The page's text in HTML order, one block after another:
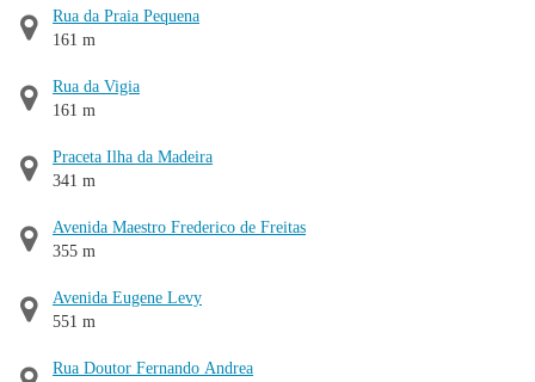
Rua da Praia Pequena
161 m
Rua da Vigia
161 m
Praceta Ilha da Madeira
341 m
Avenida Maestro Frederico de Freitas
355 m
Avenida Eugene Levy
551 m
Rua Doutor Fernando Andrea